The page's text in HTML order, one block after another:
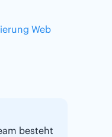
Web
besteht